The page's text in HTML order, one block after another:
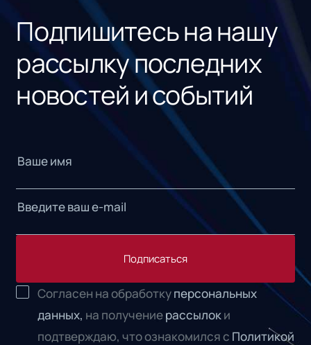
Подпишитесь на нашу
рассылку последних
новостей и событий
Подписаться
Согласен на обработкуперсональных
данных, на получениерассылоки
подтверждаю, что ознакомился с Политикой